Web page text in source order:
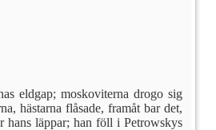
eldgap; moskoviterna drogo sig
hästarna flåsade, framåt bar det,
hans läppar; han föll i Petrowskys